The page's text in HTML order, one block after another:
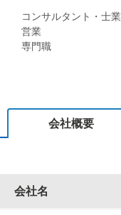
コンサルタント・士業
営業
専門職
会社概要
会社名